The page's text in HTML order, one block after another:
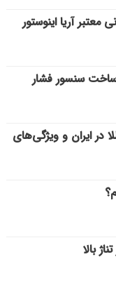
آریا اینوستور
سنسور فشار
در ایران و ویژگی‌های
بالا